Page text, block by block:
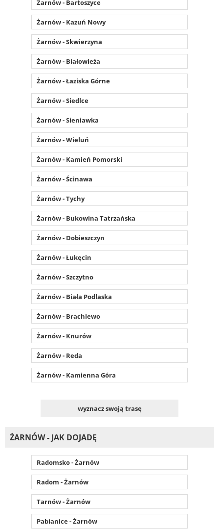
Żarnów - Bartoszyce
Żarnów - Kazuń Nowy
Żarnów - Skwierzyna
Żarnów - Białowieża
Żarnów - Łaziska Górne
Żarnów - Siedlce
Żarnów - Sieniawka
Żarnów - Wieluń
Żarnów - Kamień Pomorski
Żarnów - Ścinawa
Żarnów - Tychy
Żarnów - Bukowina Tatrzańska
Żarnów - Dobieszczyn
Żarnów - Łukęcin
Żarnów - Szczytno
Żarnów - Biała Podlaska
Żarnów - Brachlewo
Żarnów - Knurów
Żarnów - Reda
Żarnów - Kamienna Góra
wyznacz swoją trasę
ŻARNÓW - JAK DOJADĘ
Radomsko - Żarnów
Radom - Żarnów
Tarnów - Żarnów
Pabianice - Żarnów